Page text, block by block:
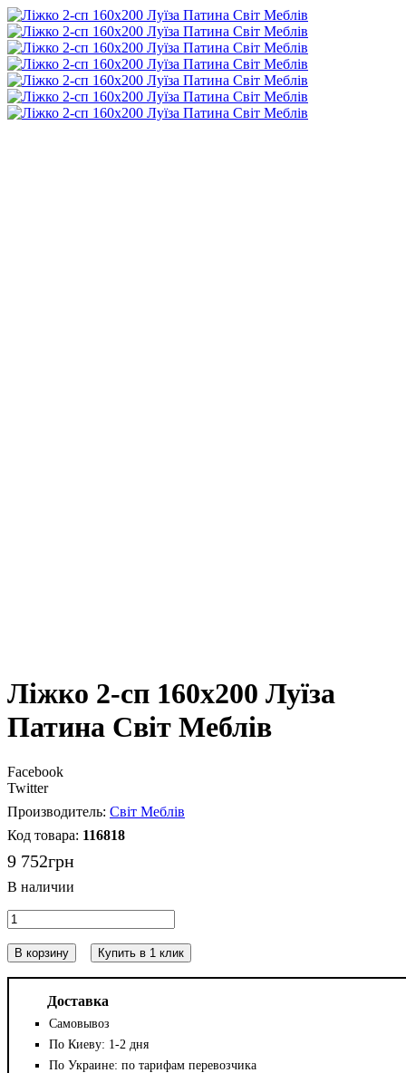
Ліжко 2-сп 160х200 Луїза
Патина Світ Меблів
Facebook
Twitter
Світ Меблів
116818
9 752грн
В корзину Купить в 1 клик
Доставка
Самовывоз
По Киеву: 1-2 дня
По Украине: по тарифам перевозчика